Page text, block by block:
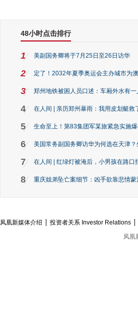
48小时点击排行
1 美副国务卿将于7月25日至26日访华
2 定了！2032年夏季奥运会主办城市为
3 郑州地铁被困人员口述：车厢外水有
4 在人间 | 亲历郑州暴雨：我用皮划艇救
5 生命至上！第83集团军某旅紧急实施
6 美国常务副国务卿访华为何选在天津？
7 在人间 | 红绿灯被淹后，小男孩在路口
8 重庆姐弟坠亡案细节：凶手欲靠悲情
凤凰新媒体介绍 投资者关系 Investor Relations
凤凰